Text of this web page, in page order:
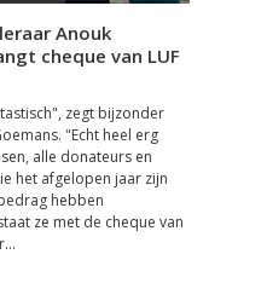
Anouk
cheque van LUF
zegt bijzonder
"Echt heel erg
alle donateurs en
het afgelopen jaar zijn
hebben
ze met de cheque van